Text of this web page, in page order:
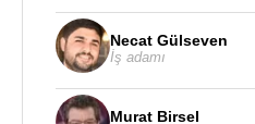
Necat Gülseven
İş adamı
Murat Birsel